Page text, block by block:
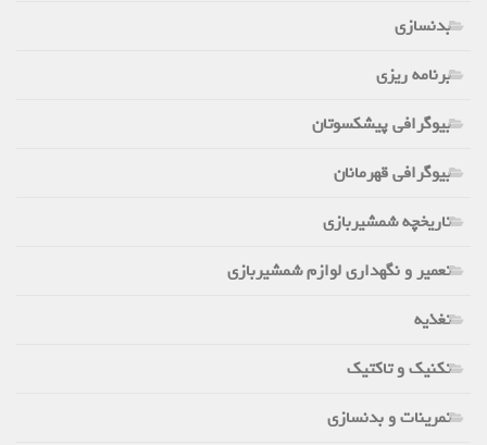
بدنسازی
برنامه ریزی
بیوگرافی پیشکسوتان
بیوگرافی قهرمانان
تاریخچه شمشیربازی
تعمیر و نگهداری لوازم شمشیربازی
تغذیه
تکنیک و تاکتیک
تمرینات و بدنسازی